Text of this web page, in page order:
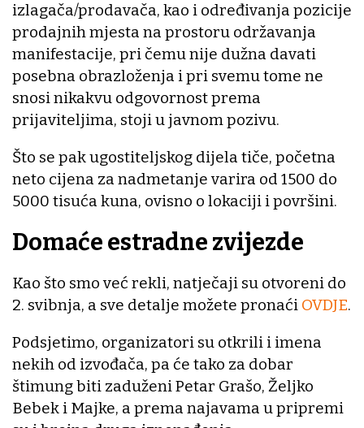
izlagača/prodavača, kao i određivanja pozicije
prodajnih mjesta na prostoru održavanja
manifestacije, pri čemu nije dužna davati
posebna obrazloženja i pri svemu tome ne
snosi nikakvu odgovornost prema
prijaviteljima, stoji u javnom pozivu.
Što se pak ugostiteljskog dijela tiče, početna
neto cijena za nadmetanje varira od 1500 do
5000 tisuća kuna, ovisno o lokaciji i površini.
Domaće estradne zvijezde
Kao što smo već rekli, natječaji su otvoreni do
2. svibnja, a sve detalje možete pronaći OVDJE.
Podsjetimo, organizatori su otkrili i imena
nekih od izvođača, pa će tako za dobar
štimung biti zaduženi Petar Grašo, Željko
Bebek i Majke, a prema najavama u pripremi